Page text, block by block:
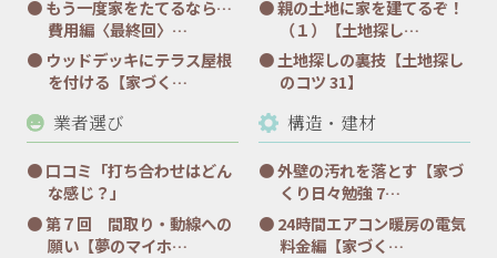
もう一度家をたてるなら…
費用編〈最終回〉…
ウッドデッキにテラス屋根
を付ける【家づく…
親の土地に家を建てるぞ！
（１）【土地探し…
土地探しの裏技【土地探し
のコツ 31】
業者選び
口コミ「打ち合わせはどん
な感じ？」
第７回 間取り・動線への
願い【夢のマイホ…
構造・建材
外壁の汚れを落とす【家づ
くり日々勉強 7…
24時間エアコン暖房の電気
料金編【家づく…